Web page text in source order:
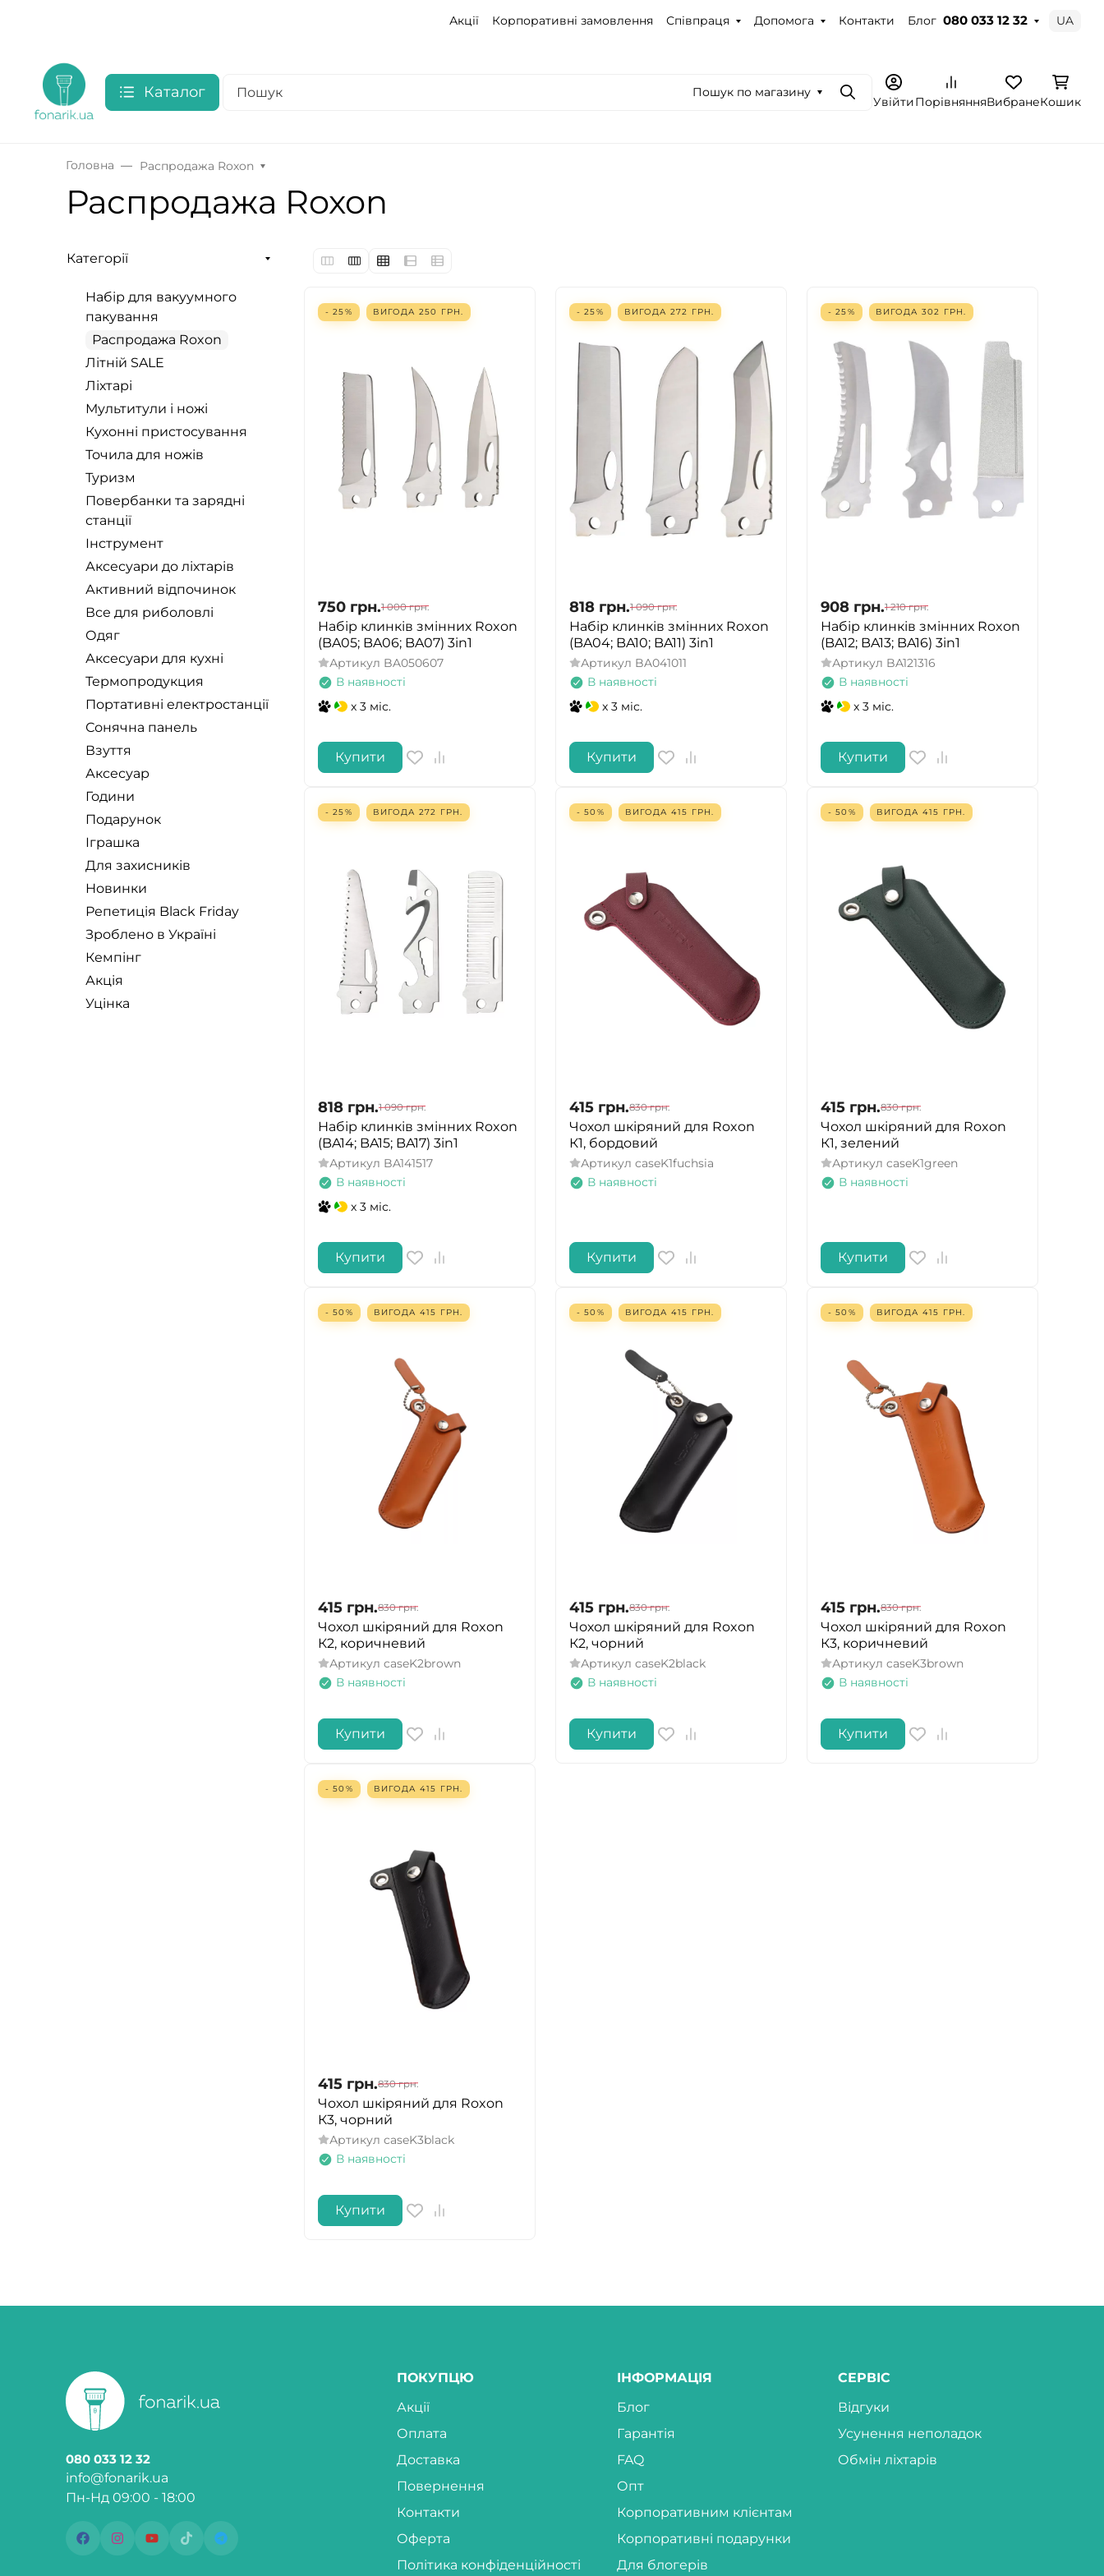
Акції Корпоративні замовлення Співпраця Допомога Контакти Блог 080 033 12 32 UA
Каталог Пошук по магазину
ПошукУвійтиПорівнянняВибранеКошик
Головна Распродажа Roxon
Распродажа Roxon
Категорії
Набір для вакуумного
пакування
Распродажа Roxon
Літній SALE
Ліхтарі
Мультитули і ножі
Кухонні пристосування
Точила для ножів
Туризм
Повербанки та зарядні
станції
Інструмент
Аксесуари до ліхтарів
Активний відпочинок
Все для риболовлі
Одяг
Аксесуари для кухні
Термопродукция
Портативні електростанції
Сонячна панель
Взуття
Аксесуар
Години
Подарунок
Іграшка
Для захисників
Новинки
Репетиція Black Friday
Зроблено в Україні
Кемпінг
Акція
Уцінка
- 25% ВИГОДА 250 ГРН.
750 грн.1 000 грн.
Набір клинків змінних Roxon
(BA05; BA06; BA07) 3in1
Артикул BA050607
В наявності
x 3 міс.
Купити
- 25% ВИГОДА 272 ГРН.
818 грн.1 090 грн.
Набір клинків змінних Roxon
(BA04; BA10; BA11) 3in1
Артикул BA041011
В наявності
x 3 міс.
Купити
- 25% ВИГОДА 302 ГРН.
908 грн.1 210 грн.
Набір клинків змінних Roxon
(BA12; BA13; BA16) 3in1
Артикул BA121316
В наявності
x 3 міс.
Купити
- 25% ВИГОДА 272 ГРН.
818 грн.1 090 грн.
Набір клинків змінних Roxon
(BA14; BA15; BA17) 3in1
Артикул BA141517
В наявності
x 3 міс.
Купити
- 50% ВИГОДА 415 ГРН.
415 грн.830 грн.
Чохол шкіряний для Roxon
К1, бордовий
Артикул caseK1fuchsia
В наявності
Купити
- 50% ВИГОДА 415 ГРН.
415 грн.830 грн.
Чохол шкіряний для Roxon
К1, зелений
Артикул caseK1green
В наявності
Купити
- 50% ВИГОДА 415 ГРН.
415 грн.830 грн.
Чохол шкіряний для Roxon
К2, коричневий
Артикул caseK2brown
В наявності
Купити
- 50% ВИГОДА 415 ГРН.
415 грн.830 грн.
Чохол шкіряний для Roxon
К2, чорний
Артикул caseK2black
В наявності
Купити
- 50% ВИГОДА 415 ГРН.
415 грн.830 грн.
Чохол шкіряний для Roxon
К3, коричневий
Артикул caseK3brown
В наявності
Купити
- 50% ВИГОДА 415 ГРН.
415 грн.830 грн.
Чохол шкіряний для Roxon
К3, чорний
Артикул caseK3black
В наявності
Купити
080 033 12 32
info@fonarik.ua
Пн-Нд 09:00 - 18:00
ПОКУПЦЮ
Акції
Оплата
Доставка
Повернення
Контакти
Оферта
Політика конфіденційності
ІНФОРМАЦІЯ
Блог
Гарантія
FAQ
Опт
Корпоративним клієнтам
Корпоративні подарунки
Для блогерів
СЕРВІС
Відгуки
Усунення неполадок
Обмін ліхтарів